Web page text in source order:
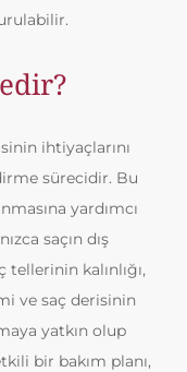
ihtiyaçlarını
sürecidir. Bu
yardımcı
saçın dış
kalınlığı,
ve saç derisinin
yatkın olup
bir bakım planı,